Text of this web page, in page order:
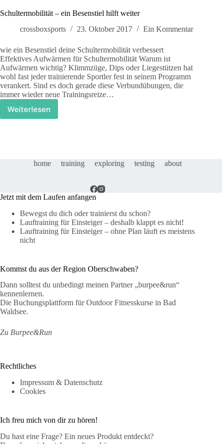
Schultermobilität – ein Besenstiel hilft weiter
crossboxsports
23. Oktober 2017 Ein Kommentar
wie ein Besenstiel deine Schultermobilität verbessert
Effektives Aufwärmen für Schultermobilität Warum ist
Aufwärmen wichtig? Klimmzüge, Dips oder Liegestützen hat
wohl fast jeder trainierende Sportler fest in seinem Programm
verankert. Sind es doch gerade diese Verbundübungen, die
immer wieder neue Trainingsreize…
WeiterlesenSchultermobilität
weiter
home training exploring testing about
Jetzt mit dem Laufen anfangen
Bewegst du dich oder trainierst du schon?
Lauftraining für Einsteiger – deshalb klappt es nicht!
Lauftraining für Einsteiger – ohne Plan läuft es meistens
nicht
Kommst du aus der Region Oberschwaben?
Dann solltest du unbedingt meinen Partner „burpee&run“
kennenlernen.
Die Buchungsplattform für Outdoor Fitnesskurse in Bad
Waldsee.
Zu Burpee&Run
Rechtliches
Impressum & Datenschutz
Cookies
Ich freu mich von dir zu hören!
Du hast eine Frage? Ein neues Produkt entdeckt?